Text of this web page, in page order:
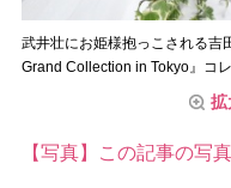
武井壮にお姫様抱っこされる吉
Grand Collection in Tokyo』コ
拡
【写真】この記事の写